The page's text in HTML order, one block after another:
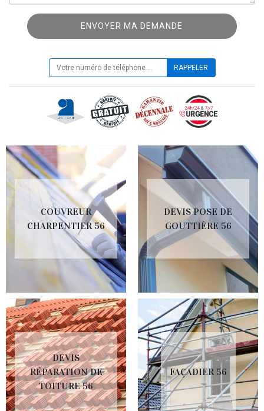
COUVREUR
CHARPENTIER 56
DEVIS POSE DE
GOUTTIÈRE 56
DEVIS
RÉPARATION DE
TOITURE 56
FAÇADIER 56